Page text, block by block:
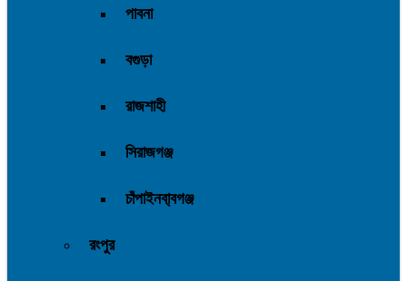
পাবনা
বগুড়া
রাজশাহী
সিরাজগঞ্জ
চাঁপাইনবা্বগঞ্জ
রংপুর